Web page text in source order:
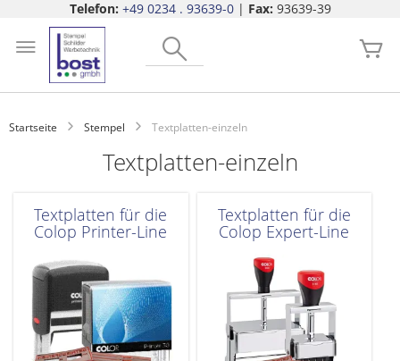
Telefon: +49 0234 . 93639-0| Fax: 93639-39
springen
Startseite Stempel Textplatten-einzeln
Textplatten-einzeln
Textplatten für die
Colop Printer-Line
Textplatten für die
Colop Expert-Line